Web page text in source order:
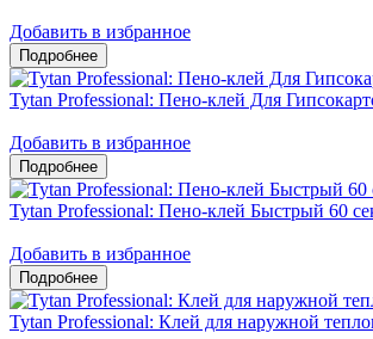
Добавить в избранное
Tytan Professional: Пено-клей Для
Добавить в избранное
Tytan Professional: Пено-клей Быстрый 60
Добавить в избранное
Tytan Professional: Клей для наружной